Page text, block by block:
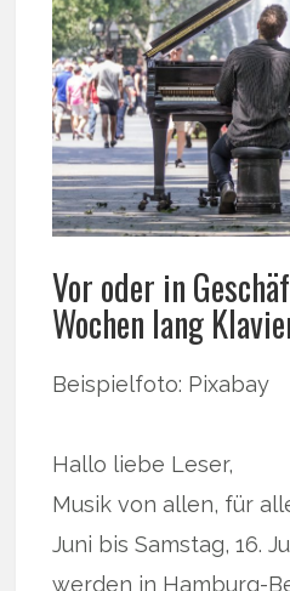
Vor oder in
Wochen lang
Beispielfoto: Pixabay
Hallo liebe Leser,
Musik von allen, für
Juni bis Samstag, 16.
werden in Hamburg-